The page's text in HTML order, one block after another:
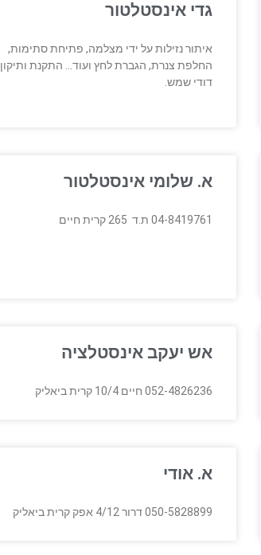
גדי אינסטלטור
איתור נזילות על ידי מצלמה, פתיחת סתימות,
החלפת צנרת, הגברת לחץ ועוד… התקנת ותיקון
דודי שמש.
א. שלומי אינסטלטור
04-8419761 ת.ד 265 קרית חיים
אש יעקב אינסטלציה
052-4826236 חיים 10/4 קרית ביאליק
א. אודי
050-5828899 דרור 4/12 אפק קרית ביאליק